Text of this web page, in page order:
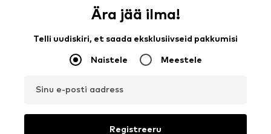
Ära jää ilma!
Telli uudiskiri, et saada eksklusiivseid pakkumisi
Naistele Meestele
Sinu e-posti aadress
Registreeru